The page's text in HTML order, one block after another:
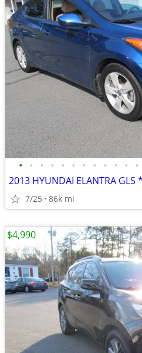
• • • • • • • • • • • •
7/25 86k mi
$4,990